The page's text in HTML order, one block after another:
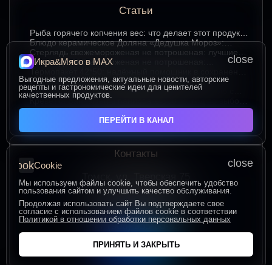
Статьи
Рыба горячего копчения вес: что делает этот продукт
любимым среди ценителей
Блюдо керамическое Доляна «Дедушка Мороз»:
изюминка праздничного стола в ярком красном цвете
Стерлядь свежемороженая не потрошеная: лучшие
гастрономические сочетания для насыщенного вкуса
Стерлядь свежемороженая не потрошеная:
особенности выбора и использования в кулинарии
Термопакет 42*50: надёжный помощник в сохранении
свежести и удобстве хранения
Икра зернистая осетровых рыб Exclusive 50 гр.:
секреты идеальных сочетаний для гурманов
Сыр творожный 400 гр. от Брюкке — нежный сыр с
большим гастрономическим потенциалом
Креветка Ваннамей в панировке 500 гр: гид по выбору
и вкусному приготовлению
ЧИТАТЬ ВСЕ СТАТЬИ
Контакты
Томск, ул. Тверская 75
ПОСТРОИТЬ МАРШРУТ
Пн-Пт с 10:00 до 20:00
Сб-Вс с 10:00 до 19:00
+7 (906) 955-60-93
close
Икра&Мясо в МАХ
Выгодные предложения, актуальные новости, авторские
рецепты и гастрономические идеи для ценителей
качественных продуктов.
ПЕРЕЙТИ В КАНАЛ
close
cookieCookie
Мы используем файлы cookie, чтобы обеспечить удобство
пользования сайтом и улучшить качество обслуживания.
Продолжая использовать сайт Вы подтверждаете свое
согласие с использованием файлов cookie в соответствии
Политикой в отношении обработки персональных данных
ПРИНЯТЬ И ЗАКРЫТЬ